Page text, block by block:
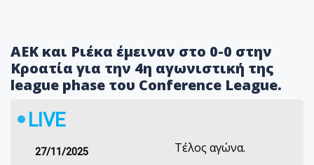
ΑΕΚ και Ριέκα έμειναν στο 0-0 στην
Κροατία για την 4η αγωνιστική της
league phase του Conference League.
LIVE
27/11/2025 Τέλος αγώνα.